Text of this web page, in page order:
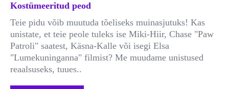
Kostümeeritud peod
Teie pidu võib muutuda tõeliseks muinasjutuks! Kas
unistate, et teie peole tuleks ise Miki-Hiir, Chase "Paw
Patroli" saatest, Käsna-Kalle või isegi Elsa
"Lumekuninganna" filmist? Me muudame unistused
reaalsuseks, tuues..